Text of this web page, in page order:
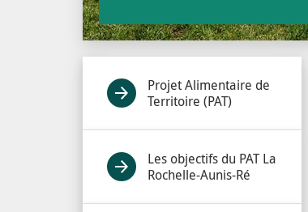
Projet Alimentaire de
Territoire (PAT)
Les objectifs du PAT La
Rochelle-Aunis-Ré